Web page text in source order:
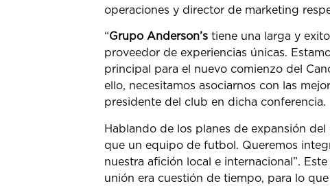
operaciones y director de marketing
“Grupo Anderson’s tiene una larga y
proveedor de experiencias únicas.
principal para el nuevo comienzo del
ello, necesitamos asociarnos con las
presidente del club en dicha conferencia.
Hablando de los planes de expansión
que un equipo de futbol. Queremos
nuestra afición local e internacional”.
unión era cuestión de tiempo, para lo